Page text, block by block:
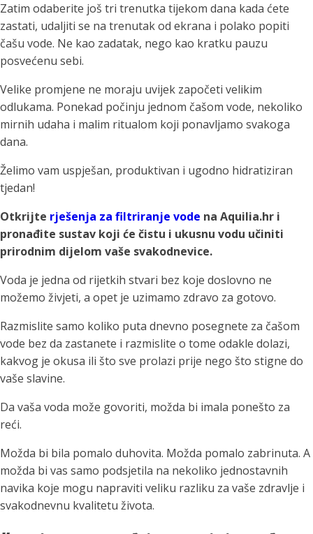
Zatim odaberite još tri trenutka tijekom dana kada ćete
zastati, udaljiti se na trenutak od ekrana i polako popiti
čašu vode. Ne kao zadatak, nego kao kratku pauzu
posvećenu sebi.
Velike promjene ne moraju uvijek započeti velikim
odlukama. Ponekad počinju jednom čašom vode, nekoliko
mirnih udaha i malim ritualom koji ponavljamo svakoga
dana.
Želimo vam uspješan, produktivan i ugodno hidratiziran
tjedan!
Otkrijte rješenja za filtriranje vode na Aquilia.hr i
pronađite sustav koji će čistu i ukusnu vodu učiniti
prirodnim dijelom vaše svakodnevice.
Voda je jedna od rijetkih stvari bez koje doslovno ne
možemo živjeti, a opet je uzimamo zdravo za gotovo.
Razmislite samo koliko puta dnevno posegnete za čašom
vode bez da zastanete i razmislite o tome odakle dolazi,
kakvog je okusa ili što sve prolazi prije nego što stigne do
vaše slavine.
Da vaša voda može govoriti, možda bi imala ponešto za
reći.
Možda bi bila pomalo duhovita. Možda pomalo zabrinuta. A
možda bi vas samo podsjetila na nekoliko jednostavnih
navika koje mogu napraviti veliku razliku za vaše zdravlje i
svakodnevnu kvalitetu života.